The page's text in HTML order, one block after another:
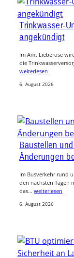
Trinkwasser-
angekündigt
Im Amt Lieberose
die
weiterlesen
6. August 2026
Baustellen
Änderungen
Im Busverkehr rund
den nächsten Tagen
das… weiterlesen
6. August 2026